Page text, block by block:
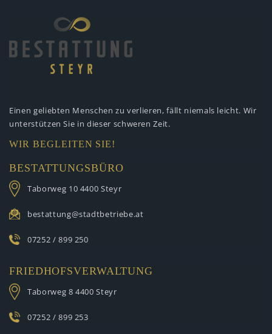
Einen geliebten Menschen zu verlieren, fällt niemals leicht. Wir
unterstützen Sie in dieser schweren Zeit.
WIR BEGLEITEN SIE!
BESTATTUNGSBÜRO
Taborweg 10 4400 Steyr
bestattung@stadtbetriebe.at
07252 / 899 250
FRIEDHOFSVERWALTUNG
Taborweg 8 4400 Steyr
07252 / 899 253